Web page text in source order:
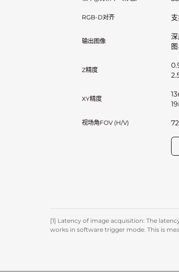
RGB-D对齐
输出图像
Z精度
XY精度
视场角FOV (H/V)
[1] Latency of image acquisition: The
works in software trigger mode. This is